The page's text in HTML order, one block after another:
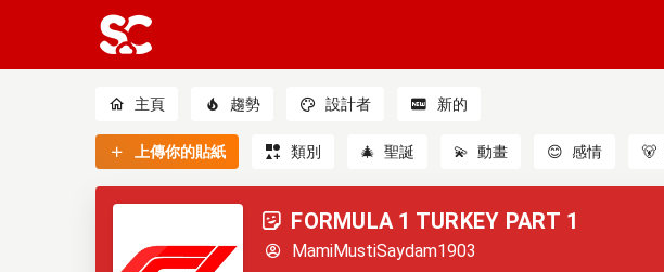
主頁 趨勢 設計者 新的
上傳你的貼紙 類別 🎄 聖誕 💫 動畫 😊 感情 🐻
FORMULA 1 TURKEY PART 1
MamiMustiSaydam1903